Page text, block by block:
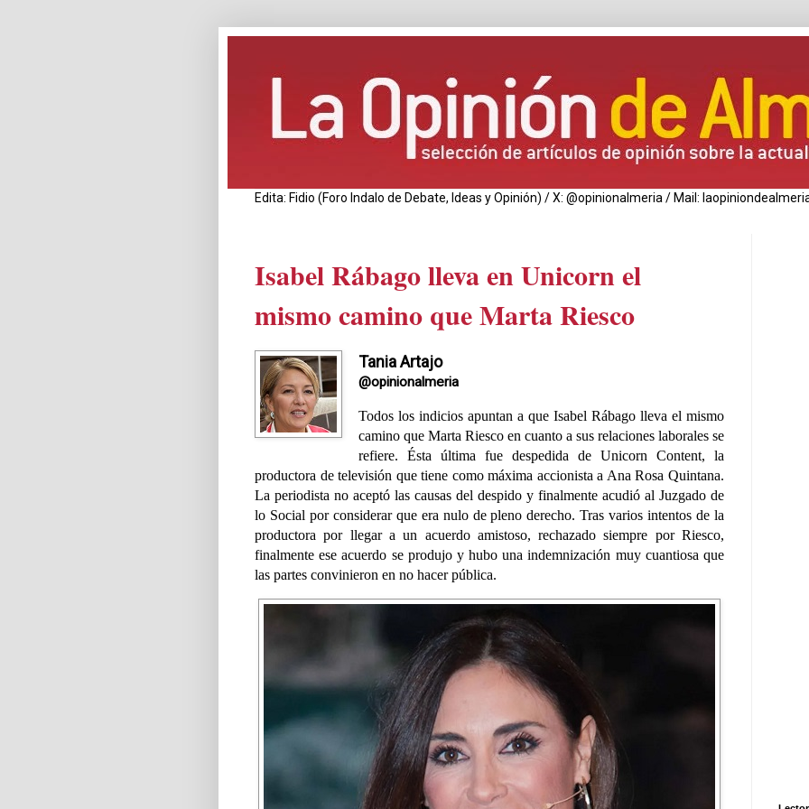
Edita: Fidio (Foro Indalo de Debate, Ideas y Opinión) / X: @opinionalmeria / Mail:
Isabel Rábago lleva en Unicorn el
mismo camino que Marta Riesco
Tania Artajo
@opinionalmeria
Todos los indicios apuntan a que Isabel Rábago lleva el mismo
camino que Marta Riesco en cuanto a sus relaciones laborales se
refiere. Ésta última fue despedida de Unicorn Content, la
productora de televisión que tiene como máxima accionista a Ana Rosa Quintana.
La periodista no aceptó las causas del despido y finalmente acudió al Juzgado de
lo Social por considerar que era nulo de pleno derecho. Tras varios intentos de la
productora por llegar a un acuerdo amistoso, rechazado siempre por Riesco,
finalmente ese acuerdo se produjo y hubo una indemnización muy cuantiosa que
las partes convinieron en no hacer pública.